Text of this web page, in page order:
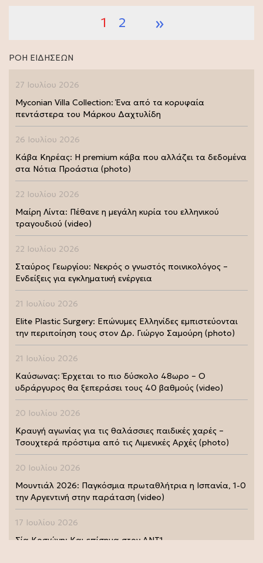
1 2 »
ΡΟΗ ΕΙΔΗΣΕΩΝ
27 Ιουλίου 2026
Myconian Villa Collection: Ένα από τα κορυφαία
πεντάστερα του Μάρκου Δαχτυλίδη
26 Ιουλίου 2026
Κάβα Κηρέας: Η premium κάβα που αλλάζει τα δεδομένα
στα Νότια Προάστια (photo)
22 Ιουλίου 2026
Μαίρη Λίντα: Πέθανε η μεγάλη κυρία του ελληνικού
τραγουδιού (video)
22 Ιουλίου 2026
Σταύρος Γεωργίου: Νεκρός ο γνωστός ποινικολόγος –
Ενδείξεις για εγκληματική ενέργεια
21 Ιουλίου 2026
Elite Plastic Surgery: Επώνυμες Ελληνίδες εμπιστεύονται
την περιποίηση τους στον Δρ. Γιώργο Σαμούρη (photo)
21 Ιουλίου 2026
Καύσωνας: Έρχεται το πιο δύσκολο 48ωρο – Ο
υδράργυρος θα ξεπεράσει τους 40 βαθμούς (video)
20 Ιουλίου 2026
Κραυγή αγωνίας για τις θαλάσσιες παιδικές χαρές –
Τσουχτερά πρόστιμα από τις Λιμενικές Αρχές (photo)
20 Ιουλίου 2026
Μουντιάλ 2026: Παγκόσμια πρωταθλήτρια η Ισπανία, 1-0
την Αργεντινή στην παράταση (video)
17 Ιουλίου 2026
Σία Κοσιώνη: Και επίσημα στον ΑΝΤ1